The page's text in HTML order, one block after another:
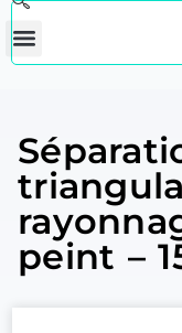
peint –